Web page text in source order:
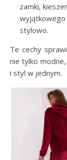
zamki,
wyjątkowego
stylowo.
Te cechy
nie tylko
i styl w jednym.